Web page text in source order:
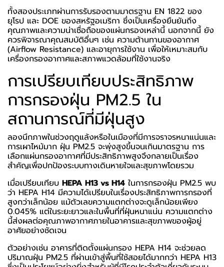
ทั้งสองประเภทผ่านการรับรองตามมาตรฐาน EN 1822 ของ
ยุโรป และ DOE ของสหรัฐอเมริกา ซึ่งเป็นเครื่องยืนยันถึง
คุณภาพและความน่าเชื่อถือของแผ่นกรองเหล่านี้ นอกจากนี้ ยัง
ควรพิจารณาคุณสมบัติอื่นๆ เช่น ความต้านทานของอากาศ
(Airflow Resistance) และอายุการใช้งาน เพื่อให้เหมาะสมกับ
เครื่องกรองอากาศและสภาพแวดล้อมที่ใช้งานจริง
การเปรียบเทียบประสิทธิภาพ
การกรองฝุ่น PM2.5 ใน
สถานการณ์ที่มีฝุ่นสูง
ลองนึกภาพในช่วงฤดูแล้งหรือในเมืองที่มีการจราจรหนาแน่นและ
การเผาไหม้มาก ฝุ่น PM2.5 จะพุ่งสูงขึ้นจนเกินมาตรฐาน การ
เลือกแผ่นกรองอากาศที่มีประสิทธิภาพสูงจึงกลายเป็นเรื่อง
สำคัญเพื่อปกป้องระบบทางเดินหายใจและสุขภาพโดยรวม
เมื่อเปรียบเทียบ HEPA H13 vs H14 ในการกรองฝุ่น PM2.5 พบ
ว่า HEPA H14 มีความได้เปรียบในเรื่องประสิทธิภาพการกรองที่
สูงกว่าเล็กน้อย แม้ตัวเลขความแตกต่างจะดูเล็กน้อยเพียง
0.045% แต่ในระยะยาวและในพื้นที่ที่ฝุ่นหนาแน่น ความแตกต่าง
นี้ส่งผลต่อคุณภาพอากาศภายในอาคารและสุขภาพของผู้อยู่
อาศัยอย่างชัดเจน
ตัวอย่างเช่น อาคารที่ติดตั้งแผ่นกรอง HEPA H14 จะช่วยลด
ปริมาณฝุ่น PM2.5 ที่ผ่านเข้าสู่พื้นที่ใช้สอยได้มากกว่า HEPA H13